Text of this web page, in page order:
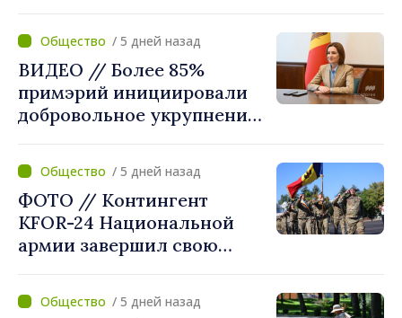
Новоаненской и Сорокской
районных больницах
/ 5 дней назад
ВИДЕО // Более 85%
примэрий инициировали
добровольное укрупнение.
приветствует смелые
решения местных властей:
«Вы поставили интересы
людей на первое место»
/ 5 дней назад
ФОТО // Контингент
KFOR-24 Национальной
армии завершил свою
/ 5 дней назад